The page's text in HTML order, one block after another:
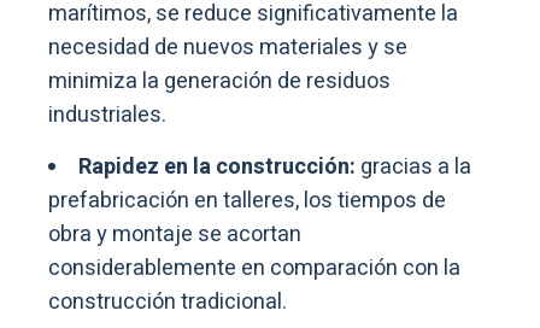
marítimos, se reduce significativamente la
necesidad de nuevos materiales y se
minimiza la generación de residuos
industriales.
Rapidez en la construcción: gracias a la
prefabricación en talleres, los tiempos de
obra y montaje se acortan
considerablemente en comparación con la
construcción tradicional.